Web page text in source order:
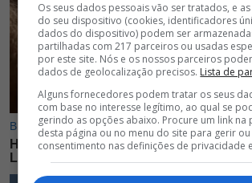
Os seus dados pessoais vão ser tratados, e
do seu dispositivo (cookies, identificadores
dados do dispositivo) podem ser
partilhadas com 217 parceiros ou usadas
por este site. Nós e os nossos parceiros
dados de geolocalização precisos. Lista de
Alguns fornecedores podem tratar os seus
com base no interesse legítimo, ao qual se
gerindo as opções abaixo. Procure um link
desta página ou no menu do site para gerir
consentimento nas definições de privacidade